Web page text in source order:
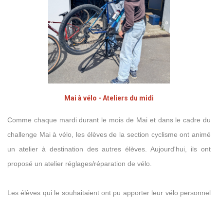
Mai à vélo - Ateliers du midi
Comme chaque mardi durant le mois de Mai et dans le cadre du
challenge Mai à vélo, les élèves de la section cyclisme ont animé
un atelier à destination des autres élèves. Aujourd'hui, ils ont
proposé un atelier réglages/réparation de vélo.
Les élèves qui le souhaitaient ont pu apporter leur vélo personnel